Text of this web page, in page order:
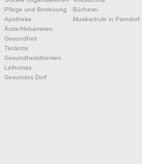
Pflege und Betreuung
Apotheke
Ärzte/Hebammen
Gesundheit
Tierärzte
Gesundheitsthemen
Leihomas
Gesundes Dorf
Bücherei
Musikschule in Parndorf